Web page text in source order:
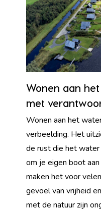
Wonen aan
met
Wonen aan het
verbeelding. Het
de rust die het
om je eigen boot
maken het voor
gevoel van vrijheid
met de natuur zijn